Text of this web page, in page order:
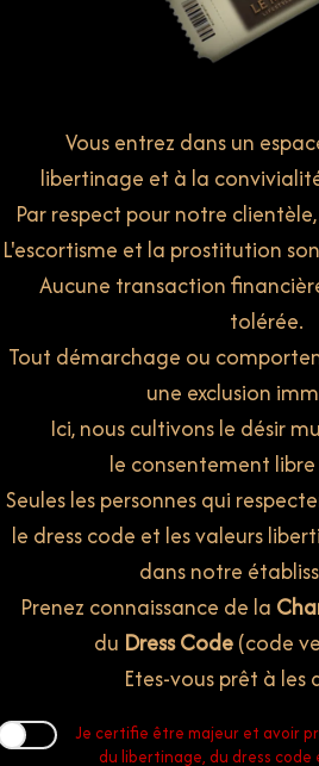
Vous entrez dans un
libertinage et à la
Par respect pour notre
L'escortisme et la prostitution
Aucune transaction
tolérée.
Tout démarchage ou
une exclusion
Ici, nous cultivons le désir
le consentement
Seules les personnes qui
le dress code et les valeurs
dans notre
Prenez connaissance de la
du Dress Code(code
Etes-vous prêt à les
Je certifie être majeur et avoir
du libertinage, du dress